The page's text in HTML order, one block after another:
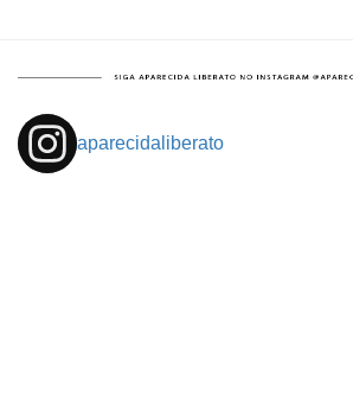
aparecidaliberato